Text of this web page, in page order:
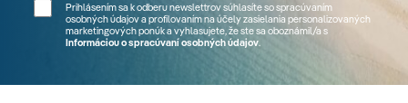
Prihlásením sa k odberu newslettrov súhlasíte so spracúvaním
osobných údajov a profilovaním na účely zasielania personalizovaných
marketingových ponúk a vyhlasujete, že ste sa oboznámil/a s
Informáciou o spracúvaní osobných údajov.